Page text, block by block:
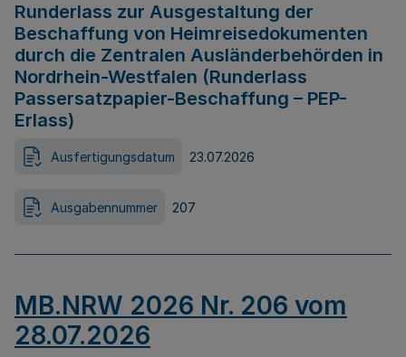
Runderlass zur Ausgestaltung der
Beschaffung von Heimreisedokumenten
durch die Zentralen Ausländerbehörden in
Nordrhein-Westfalen (Runderlass
Passersatzpapier-Beschaffung – PEP-
Erlass)
Ausfertigungsdatum 23.07.2026
Ausgabennummer 207
MB.NRW 2026 Nr. 206 vom
28.07.2026